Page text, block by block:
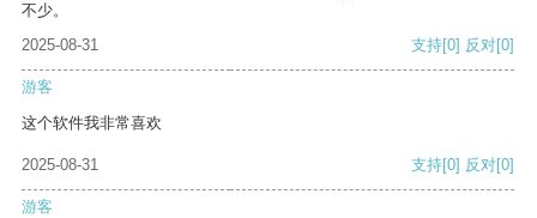
不少。
2025-08-31
支持[0] 反对[0]
游客
这个软件我非常喜欢
2025-08-31 支持[0] 反对[0]
游客